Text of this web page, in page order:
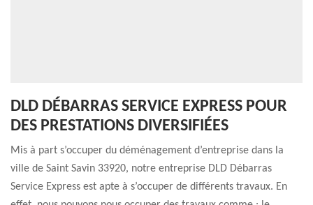
DLD DÉBARRAS SERVICE EXPRESS POUR
DES PRESTATIONS DIVERSIFIÉES
Mis à part s’occuper du déménagement d’entreprise dans la
ville de Saint Savin 33920, notre entreprise DLD Débarras
Service Express est apte à s’occuper de différents travaux. En